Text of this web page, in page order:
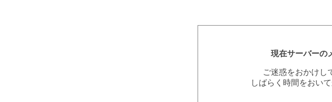
現在サーバーの
ご迷惑をおかけし
しばらく時間をおい